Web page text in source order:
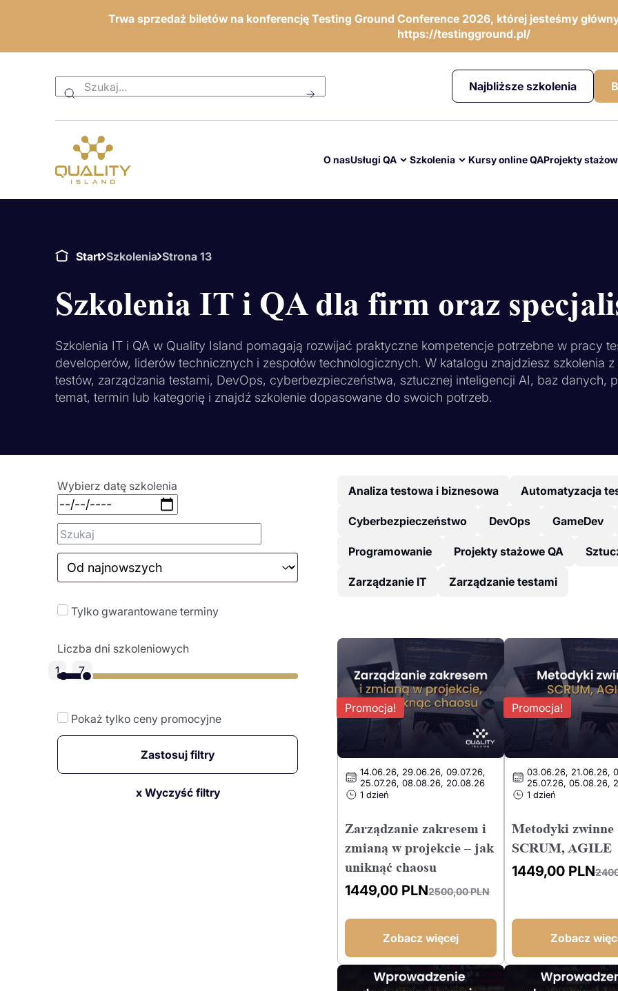
Trwa sprzedaż biletów na konferencję Testing Ground Conference 2026, której jesteśmy
https://testingground.pl/
Najbliższe szkolenia
O nasUsługi QA Szkolenia Kursy online QAProjekty
Start Szkolenia Strona 13
Szkolenia IT i QA dla firm oraz
Szkolenia IT i QA w Quality Island pomagają rozwijać praktyczne kompetencje potrzebne w pracy
developerów, liderów technicznych i zespołów technologicznych. W katalogu znajdziesz szkolenia
testów, zarządzania testami, DevOps, cyberbezpieczeństwa, sztucznej inteligencji AI, baz danych,
temat, termin lub kategorię i znajdź szkolenie dopasowane do swoich potrzeb.
Wybierz datę szkolenia
Tylko gwarantowane terminy
Liczba dni szkoleniowych
1
7
Pokaż tylko ceny promocyjne
Zastosuj filtry
x Wyczyść filtry
Analiza testowa i biznesowa Automatyzacja
Cyberbezpieczeństwo DevOps GameDev
Programowanie Projekty stażowe QA
Zarządzanie IT Zarządzanie testami
Promocja!
14.06.26, 29.06.26, 09.07.26,
25.07.26, 08.08.26, 20.08.26
1 dzień
Zarządzanie zakresem i
zmianą w projekcie – jak
uniknąć chaosu
2500,00PLN
cena
wynosiła:
1449,00 PLN
cena
Zobacz więcej
Promocja!
03.06.26, 21.06.26,
25.07.26, 05.08.26,
1 dzień
Metodyki zwinne
SCRUM, AGILE
1449,00 PLN
Zobacz